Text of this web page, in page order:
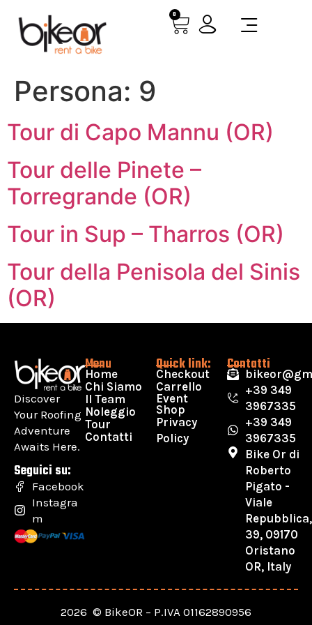
0
Persona: 9
Tour di Capo Mannu (OR)
Tour delle Pinete –
Torregrande (OR)
Tour in Sup – Tharros (OR)
Tour della Penisola del Sinis
(OR)
Discover
Your Roofing
Adventure
Awaits Here.
Seguici su:
Facebook
Instagra
m
Menu
Home
Chi Siamo
Il Team
Noleggio
Tour
Contatti
Quick link:
Checkout
Carrello
Event
Shop
Privacy
Policy
Contatti
+39 349
3967335
+39 349
3967335
Bike Or di
Roberto
Pigato -
Viale
Repubblica,
39, 09170
Oristano
OR, Italy
2026 © BikeOR – P.IVA 01162890956